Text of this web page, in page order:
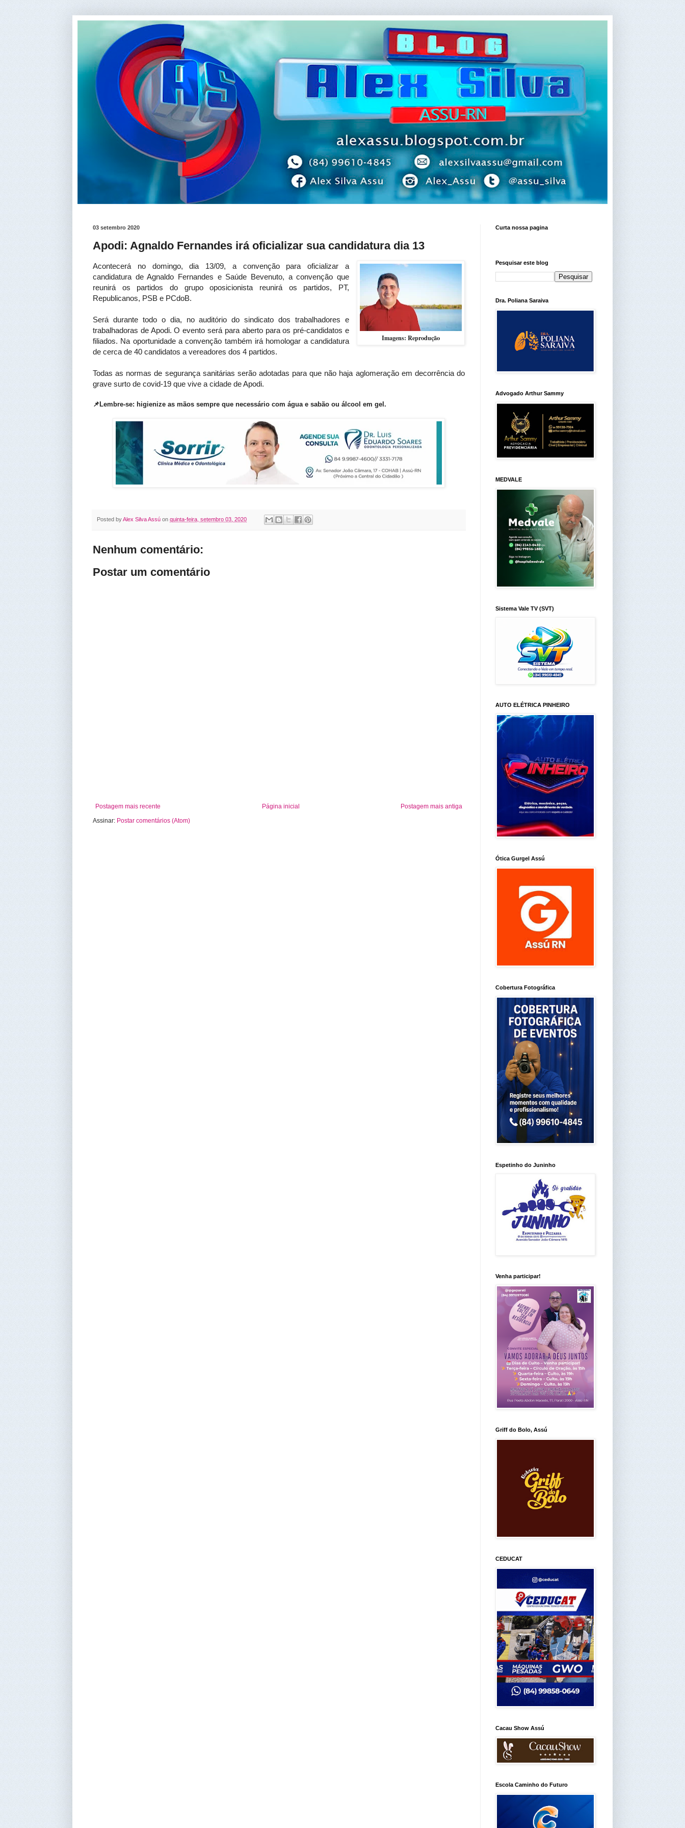
03 setembro 2020
Apodi: Agnaldo Fernandes irá oficializar sua candidatura dia 13
Imagens: Reprodução
Acontecerá no domingo, dia 13/09, a convenção para oficializar a
candidatura de Agnaldo Fernandes e Saúde Bevenuto, a convenção que
reunirá os partidos do grupo oposicionista reunirá os partidos, PT,
Republicanos, PSB e PCdoB.
Será durante todo o dia, no auditório do sindicato dos trabalhadores e
trabalhadoras de Apodi. O evento será para aberto para os pré-candidatos e
filiados. Na oportunidade a convenção também irá homologar a candidatura
de cerca de 40 candidatos a vereadores dos 4 partidos.
Todas as normas de segurança sanitárias serão adotadas para que não haja aglomeração em decorrência do
grave surto de covid-19 que vive a cidade de Apodi.
📌Lembre-se: higienize as mãos sempre que necessário com água e sabão ou álcool em gel.
Posted byAlex Silva Assú on quinta-feira, setembro 03, 2020
Nenhum comentário:
Postar um comentário
Postagem mais recente Postagem mais antiga
Página inicial
Assinar: Postar comentários (Atom)
Curta nossa pagina
Pesquisar este blog
Dra. Poliana Saraiva
Advogado Arthur Sammy
MEDVALE
Sistema Vale TV (SVT)
AUTO ELÉTRICA PINHEIRO
Ótica Gurgel Assú
Cobertura Fotográfica
Espetinho do Juninho
Venha participar!
Griff do Bolo, Assú
CEDUCAT
Cacau Show Assú
Escola Caminho do Futuro